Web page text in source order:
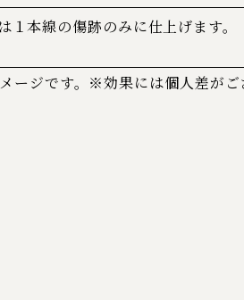
１本線の傷跡のみに仕上げます。
ージです。※効果には個人差がご